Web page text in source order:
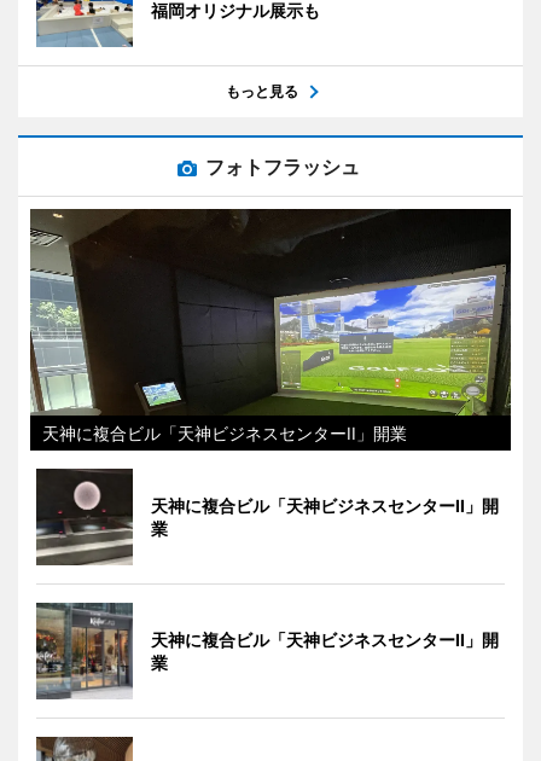
福岡オリジナル展示も
もっと見る
フォトフラッシュ
天神に複合ビル「天神ビジネスセンターII」開業
天神に複合ビル「天神ビジネスセンターII」開
業
天神に複合ビル「天神ビジネスセンターII」開
業